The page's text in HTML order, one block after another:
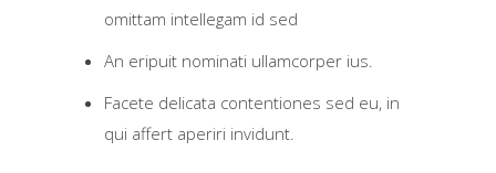
omittam intellegam id sed
An eripuit nominati ullamcorper ius.
Facete delicata contentiones sed eu, in
qui affert aperiri invidunt.